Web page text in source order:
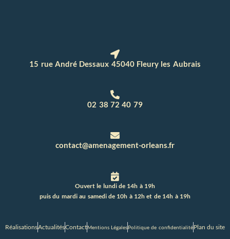
15 rue André Dessaux 45040 Fleury les Aubrais
02 38 72 40 79
contact@amenagement-orleans.fr
Ouvert le lundi de 14h à 19h
puis du mardi au samedi de 10h à 12h et de 14h à 19h
RéalisationsActualitésContactMentions LégalesPolitique de confidentialitéPlan du site